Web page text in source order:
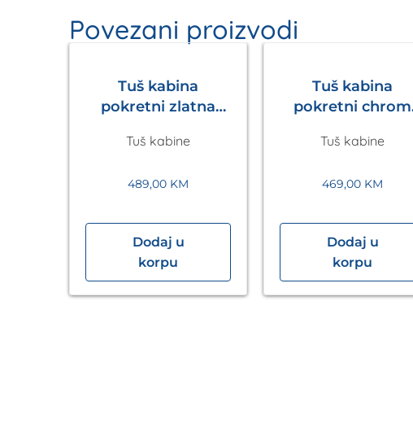
Povezani proizvodi
Tuš kabina
pokretni zlatna
1200x2200mm
Tuš kabine
489,00 KM
Dodaj u
korpu
Tuš kabina
pokretni chrom
1200x2200mm
Tuš kabine
469,00 KM
Dodaj u
korpu